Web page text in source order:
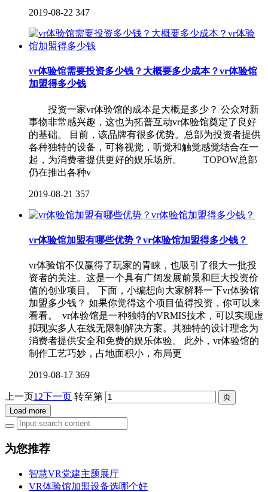
2019-08-22 347
vr体验馆需要投资多少钱？大概要多少成本？vr体验馆
加盟得多少钱
投资一家vr体验馆的成本是大概是多少？ 公众对新
事物非常感兴趣，这也为拓普互动vr体验馆奠定了良好
的基础。 目前，该品牌有很多优势。总部为投资者提供
各种独特的设备，可将视觉，听觉和触觉感觉结合在一
起，为消费者提供更好的娱乐场所。 TOPOW总部
仍在推出各种v
2019-08-21 357
vr体验馆加盟有哪些优势？vr体验馆加盟得多少钱？
vr体验馆不仅赢得了玩家的青睐，也吸引了很大一批投
资者的关注。这是一个具有广阔发展前景和巨大投资价
值的创业项目。 下面，小编想向大家解释一下vr体验馆
加盟多少钱？ 如果你觉得这个项目值得投资，你可以来
看看。 vr体验馆是一种独特的VRMIS技术，可以实现虚
拟现实多人在线无限制解决方案。其独特的设计理念为
消费者提供安全和免费的娱乐体验。 此外，vr体验馆的
制作工艺巧妙，占地面积小，布局更
2019-08-17 369
上一页1 2下一页 转至第
Load more
为您推荐
智慧VR党建主题展厅
VR体验馆加盟设备选哪个好